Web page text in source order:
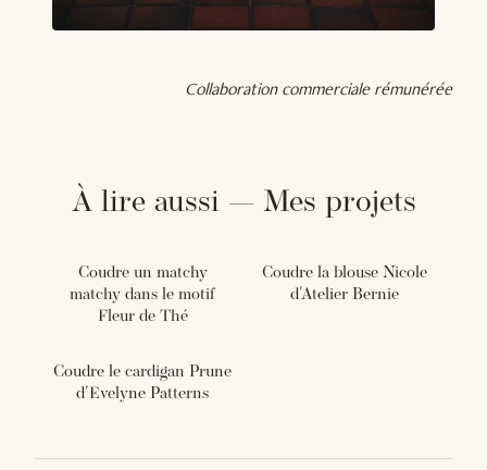
Collaboration commerciale rémunérée
À lire aussi — Mes projets
Coudre un matchy
matchy dans le motif
Fleur de Thé
Coudre la blouse Nicole
d'Atelier Bernie
Coudre le cardigan Prune
d'Evelyne Patterns